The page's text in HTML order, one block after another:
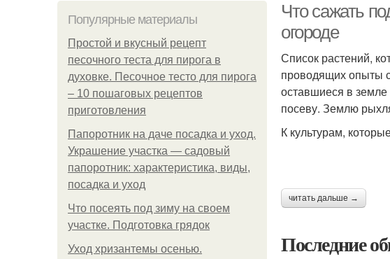
Популярные материалы
Простой и вкусный рецепт
песочного теста для пирога в
духовке. Песочное тесто для пирога
– 10 пошаговых рецептов
приготовления
Папоротник на даче посадка и уход.
Украшение участка — садовый
папоротник: характеристика, виды,
посадка и уход
Что посеять под зиму на своем
участке. Подготовка грядок
Уход хризантемы осенью.
Что сажать
огороде
Список растений,
проводящих опыты
оставшиеся в земле
посеву. Землю
К культурам,
читать дальше →
Последние